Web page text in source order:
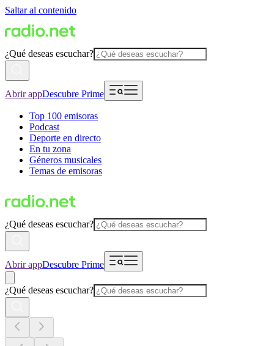
Saltar al contenido
¿Qué deseas escuchar?
Abrir appDescubre Prime
Top 100 emisoras
Podcast
Deporte en directo
En tu zona
Géneros musicales
Temas de emisoras
¿Qué deseas escuchar?
Abrir appDescubre Prime
¿Qué deseas escuchar?